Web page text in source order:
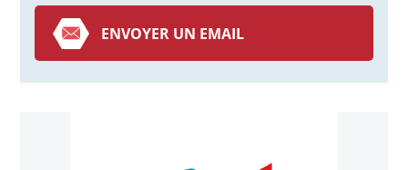
ENVOYER UN EMAIL